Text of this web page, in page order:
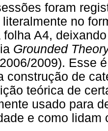
foram
no
folha A4,
Grounded
2009). Esse
construção de
teórica de
usado para
e como